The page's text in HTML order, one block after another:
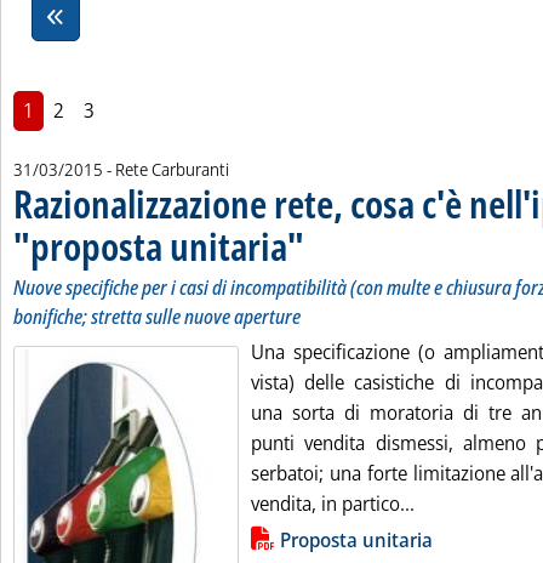
1 2 3
31/03/2015 - Rete Carburanti
Razionalizzazione rete, cosa c'è
"proposta unitaria" . Sottotitolo: Nuove specifiche per i
. Pubblicata martedì 31 marzo 2015 alle
Nuove specifiche per i casi di incompatibilità (con multe e chiusura
bonifiche; stretta sulle nuove aperture
Una specificazione (o
vista) delle casistiche di
una sorta di moratoria di tre
punti vendita dismessi, almeno
serbatoi; una forte limitazione
vendita, in partico...
Lista allegati PDF alla notiziaProposta unitaria